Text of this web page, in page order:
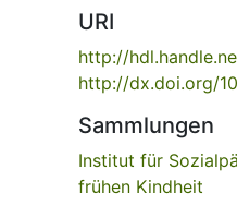
URI
http://
http://dx.doi.org/
Sammlungen
Institut für
frühen Kindheit